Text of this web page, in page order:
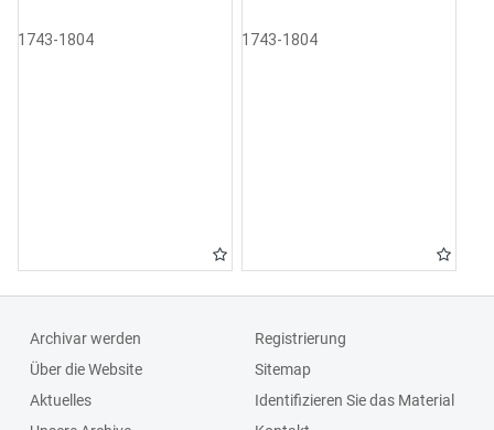
1743-1804 1743-1804
Archivar werden
Über die Website
Aktuelles
Registrierung
Sitemap
Identifizieren Sie das Material